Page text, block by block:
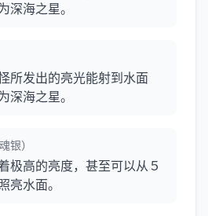
深海之星。
所发出的亮光能射到水面
深海之星。
银）
极高的亮度，甚至可以从５
亮水面。